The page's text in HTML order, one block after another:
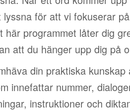
för att vi fokuserar
här programmet låter dig
att du hänger upp dig på
din praktiska
innefattar nummer,
instruktioner och